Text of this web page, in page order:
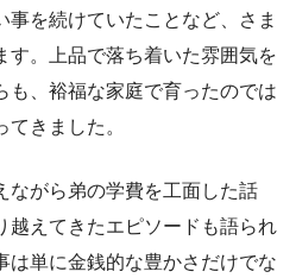
事を続けていたことなど、さま
す。上品で落ち着いた雰囲気を
も、裕福な家庭で育ったのでは
きました。
ながら弟の学費を工面した話
越えてきたエピソードも語られ
は単に金銭的な豊かさだけでな